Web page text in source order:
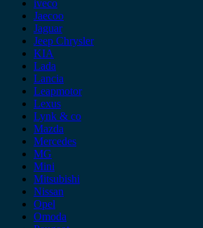
iveco
Jaecoo
Jaguar
Jeep Chrysler
KIA
Lada
Lancia
Leapmotor
Lexus
Lynk & co
Mazda
Mercedes
MG
Mini
Mitsubishi
Nissan
Opel
Omoda